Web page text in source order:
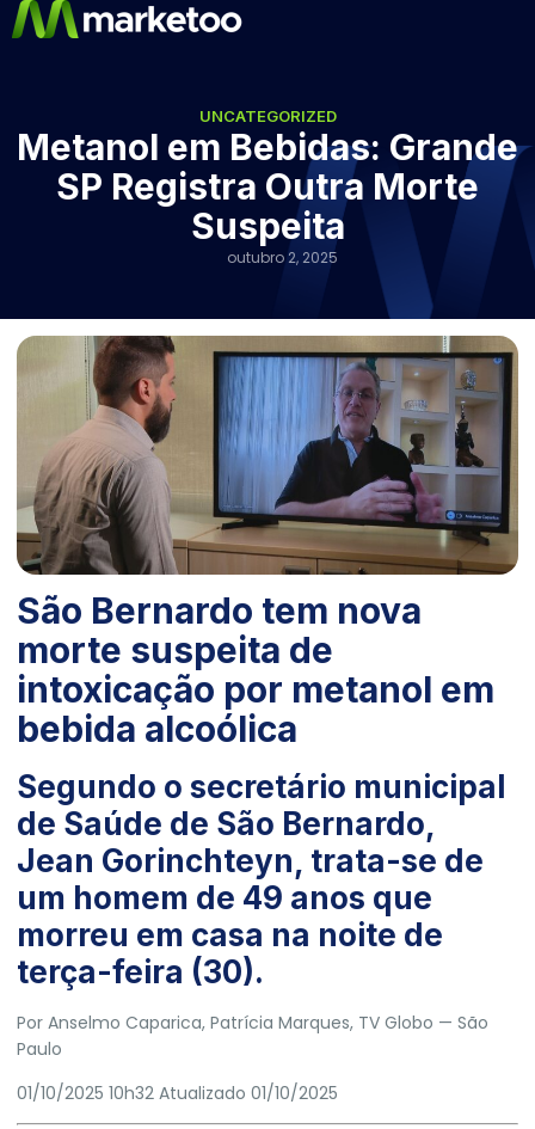
UNCATEGORIZED
Metanol em Bebidas: Grande
SP Registra Outra Morte
Suspeita
outubro 2, 2025
São Bernardo tem nova
morte suspeita de
intoxicação por metanol em
bebida alcoólica
Segundo o secretário municipal
de Saúde de São Bernardo,
Jean Gorinchteyn, trata-se de
um homem de 49 anos que
morreu em casa na noite de
terça-feira (30).
Por Anselmo Caparica, Patrícia Marques, TV Globo — São
Paulo
01/10/2025 10h32 Atualizado 01/10/2025